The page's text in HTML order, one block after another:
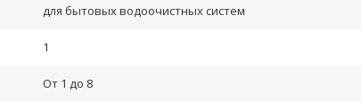
для бытовых водоочистных систем
1
От 1 до 8